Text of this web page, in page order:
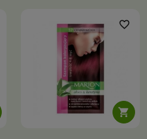

favorite_border